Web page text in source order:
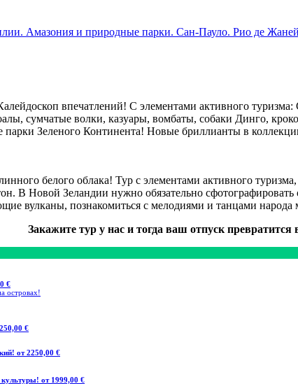
Амазония и природные парки. Сан-Пауло. Рио де
впечатлений! С элементами активного
сумчатые волки, казуары, вомбаты, собаки Динго,
Зеленого Континента! Новые бриллианты в
белого облака! Тур с элементами активного
В Новой Зеландии нужно обязательно
вулканы, познакомиться с мелодиями и танцами народа
Закажите тур у нас и тогда ваш отпуск превратится
€
островах!
€
от 2250,00 €
от 1999,00 €